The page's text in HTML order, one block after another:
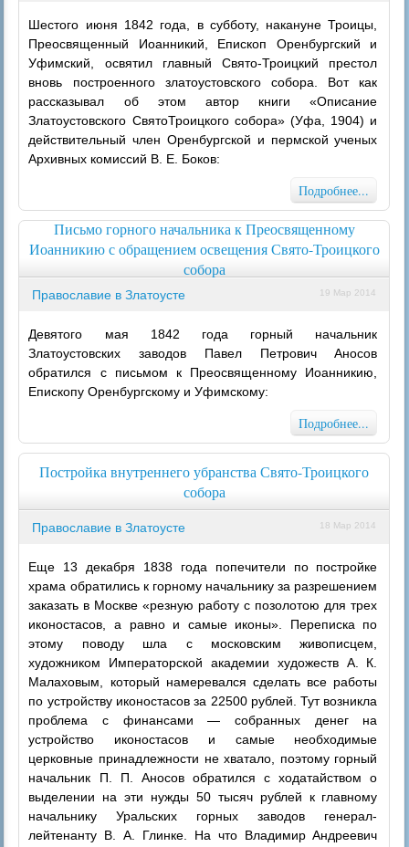
Шестого июня 1842 года, в субботу, накануне Троицы,
Преосвященный Иоанникий, Епископ Оренбургский и
Уфимский, освятил главный Свято-Троицкий престол
вновь построенного златоустовского собора. Вот как
рассказывал об этом автор книги «Описание
Златоустовского СвятоТроицкого собора» (Уфа, 1904) и
действительный член Оренбургской и пермской ученых
Архивных комиссий В. Е. Боков:
Подробнее...
Письмо горного начальника к Преосвященному
Иоанникию с обращением освещения Свято-Троицкого
собора
Православие в Златоусте 19 Мар 2014
Девятого мая 1842 года горный начальник
Златоустовских заводов Павел Петрович Аносов
обратился с письмом к Преосвященному Иоанникию,
Епископу Оренбургскому и Уфимскому:
Подробнее...
Постройка внутреннего убранства Свято-Троицкого
собора
Православие в Златоусте 18 Мар 2014
Еще 13 декабря 1838 года попечители по постройке
храма обратились к горному начальнику за разрешением
заказать в Москве «резную работу с позолотою для трех
иконостасов, а равно и самые иконы». Переписка по
этому поводу шла с московским живописцем,
художником Императорской академии художеств А. К.
Малаховым, который намеревался сделать все работы
по устройству иконостасов за 22500 рублей. Тут возникла
проблема с финансами — собранных денег на
устройство иконостасов и самые необходимые
церковные принадлежности не хватало, поэтому горный
начальник П. П. Аносов обратился с ходатайством о
выделении на эти нужды 50 тысяч рублей к главному
начальнику Уральских горных заводов генерал-
лейтенанту В. А. Глинке. На что Владимир Андреевич